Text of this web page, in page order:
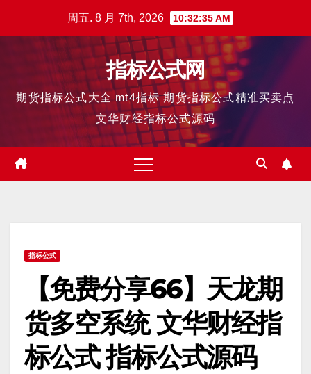
周五. 8 月 7th, 2026 10:32:36 AM
指标公式网
期货指标公式大全 mt4指标 期货指标公式精准买卖点
文华财经指标公式源码
指标公式
【免费分享66】天龙期
货多空系统 文华财经指
标公式 指标公式源码